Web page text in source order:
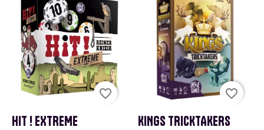
HIT ! EXTREME
favorite_border
KINGS TRICKTAKERS
favorite_border